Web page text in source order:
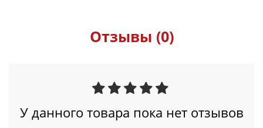
Отзывы (0)
У данного товара пока нет отзывов